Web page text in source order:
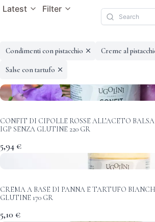
Latest Filter
Condimenti con pistacchio Creme al
Salse con tartufo
CONFIT DI CIPOLLE ROSSE ALL’ACETO
IGP SENZA GLUTINE 220 GR
5,94 €
CREMA A BASE DI PANNA E TARTUFO
GLUTINE 170 GR
5,10 €